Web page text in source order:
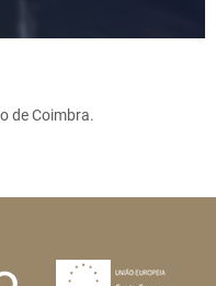
de Coimbra.